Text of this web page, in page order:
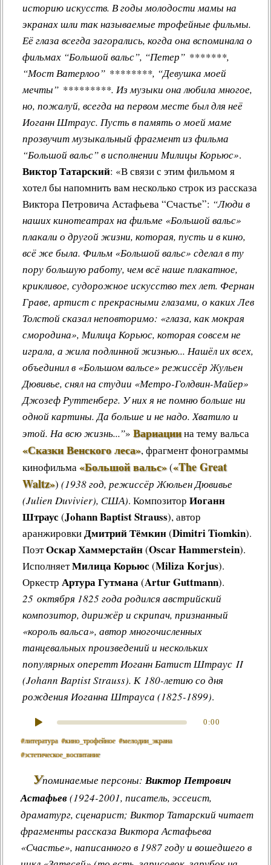
историю искусств. В годы молодости мамы на
экранах шли так называемые трофейные фильмы.
Её глаза всегда загорались, когда она вспоминала о
фильмах “Большой вальс”, “Петер” *******,
“Мост Ватерлоо” ********, “Девушка моей
мечты” *********. Из музыки она любила многое,
но, пожалуй, всегда на первом месте был для неё
Иоганн Штраус. Пусть в память о моей маме
прозвучит музыкальный фрагмент из фильма
“Большой вальс” в исполнении Милицы Корьюс».
Виктор Татарский: «В связи с этим фильмом я
хотел бы напомнить вам несколько строк из рассказа
Виктора Петровича Астафьева “Счастье”: “Люди в
наших кинотеатрах на фильме «Большой вальс»
плакали о другой жизни, которая, пусть и в кино,
всё же была. Фильм «Большой вальс» сделал в ту
пору большую работу, чем всё наше плакатное,
крикливое, судорожное искусство тех лет. Фернан
Граве, артист с прекрасными глазами, о каких Лев
Толстой сказал неповторимо: «глаза, как мокрая
смородина», Милица Корьюс, которая совсем не
играла, а жила подлинной жизнью... Нашёл их всех,
объединил в «Большом вальсе» режиссёр Жульен
Дювивье, снял на студии «Метро-Голдвин-Майер»
Джозеф Руттенберг. У них я не помню больше ни
одной картины. Да больше и не надо. Хватило и
этой. На всю жизнь...”» Вариациина тему вальса
«Сказки Венского леса», фрагмент фонограммы
кинофильма«Большой вальс»(«The Great
Waltz») (1938 год, режиссёрЖюльен Дювивье
(Julien Duvivier), США). Композитор Иоганн
Штраус (Johann Baptist Strauss), автор
аранжировкиДмитрий Тёмкин(Dimitri Tiomkin).
ПоэтОскар Хаммерстайн(Oscar Hammerstein).
ИсполняетМилица Корьюс (Miliza Korjus).
Оркестр Артура Гутмана(Artur Guttmann).
25 октября 1825 года родился австрийский
композитор, дирижёр и скрипач, признанный
«король вальса», автор многочисленных
танцевальных произведений и нескольких
популярных опереттИоганн Батист Штраус II
(Johann Baptist Strauss). К 180-летию со дня
рождения Иоганна Штрауса (1825-1899).
0:00
#литература #кино_трофейное #мелодии_экрана
#эстетическое_воспитание
Упоминаемые персоны: Виктор Петрович
Астафьев(1924-2001, писатель, эссеист,
драматург, сценарист; Виктор Татарский читает
фрагменты рассказа Виктора Астафьева
«Счастье», написанного в 1987 году и вошедшего в